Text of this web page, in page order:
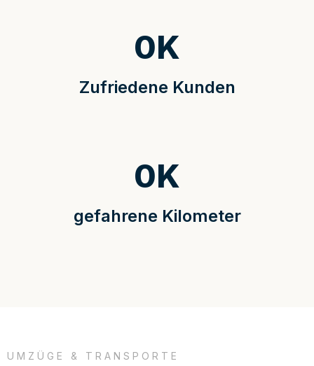
Zufriedene Kunden
0K
gefahrene Kilometer
0K
UMZÜGE & TRANSPORTE